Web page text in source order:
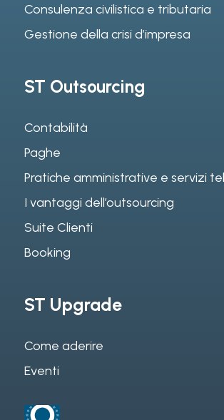
Consulenza civilistica e tributaria
Gestione della crisi d’impresa
ST Outsourcing
Contabilità
Paghe
Pratiche amministrative e servizi
I vantaggi dell’outsourcing
Suite Clienti
Booking
ST Upgrade
Come aderire
Eventi